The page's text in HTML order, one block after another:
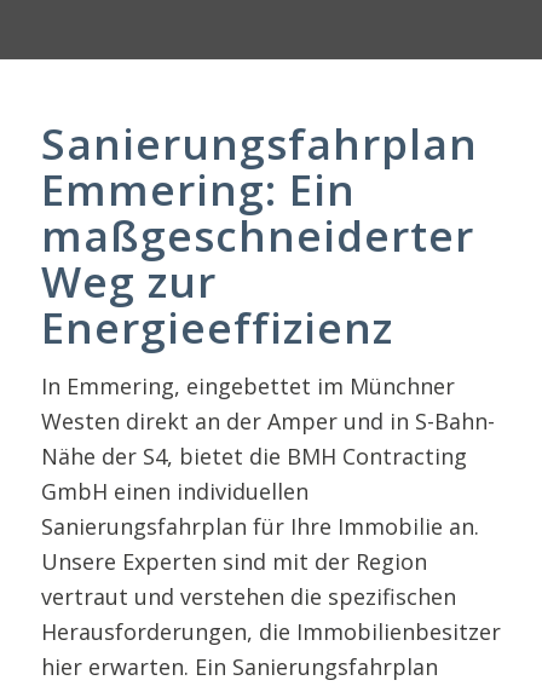
Sanierungsfahrplan
Emmering: Ein
maßgeschneiderter
Weg zur
Energieeffizienz
In Emmering, eingebettet im Münchner
Westen direkt an der Amper und in S-Bahn-
Nähe der S4, bietet die BMH Contracting
GmbH einen individuellen
Sanierungsfahrplan für Ihre Immobilie an.
Unsere Experten sind mit der Region
vertraut und verstehen die spezifischen
Herausforderungen, die Immobilienbesitzer
hier erwarten. Ein Sanierungsfahrplan